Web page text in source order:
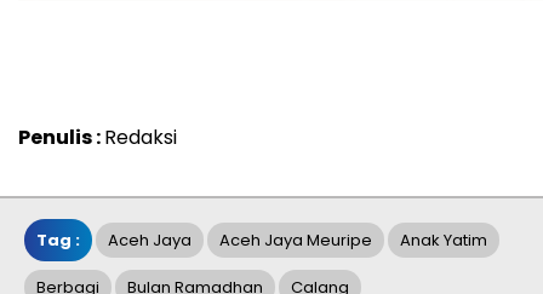
Penulis :Redaksi
Tag : Aceh Jaya Aceh Jaya Meuripe Anak Yatim
Berbagi Bulan Ramadhan Calang